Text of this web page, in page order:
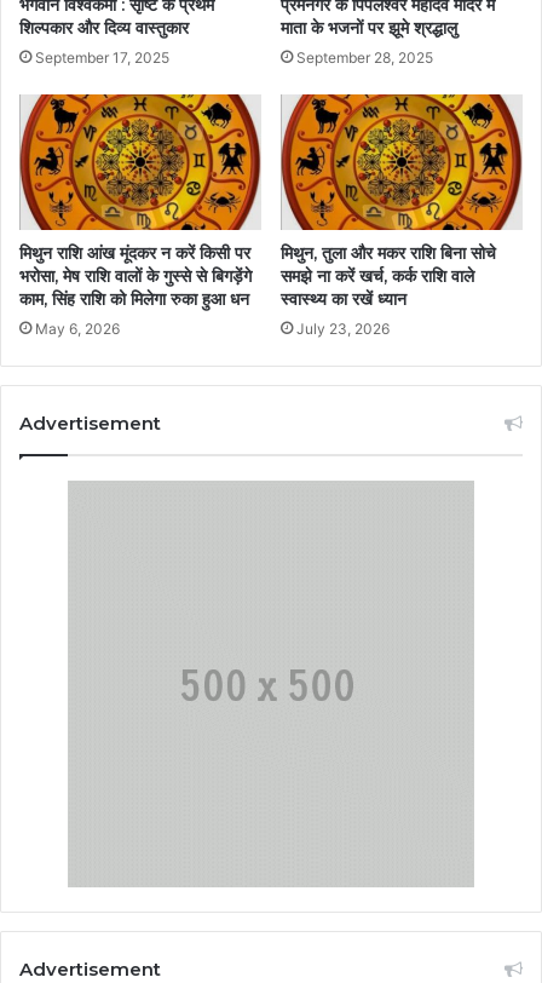
शिल्पकार और दिव्य वास्तुकार
September 17, 2025
माता के भजनों पर झूमे श्रद्धालु
September 28, 2025
मिथुन राशि आंख मूंदकर न करें किसी पर
भरोसा, मेष राशि वालों के गुस्से से बिगड़ेंगे
काम, सिंह राशि को मिलेगा रुका हुआ धन
May 6, 2026
मिथुन, तुला और मकर राशि बिना सोचे
समझे ना करें खर्च, कर्क राशि वाले
स्वास्थ्य का रखें ध्यान
July 23, 2026
Advertisement
Advertisement